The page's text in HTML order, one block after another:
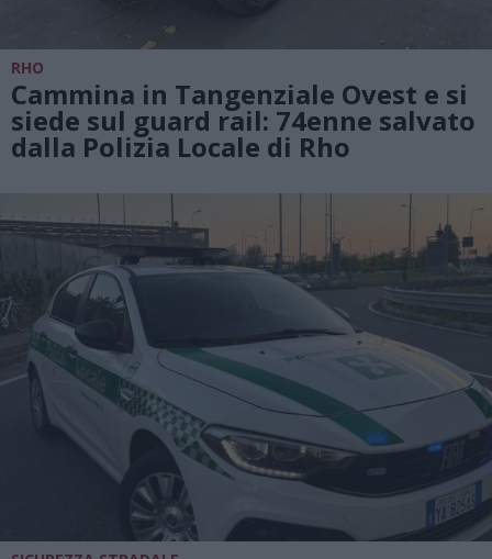
RHO
Cammina in Tangenziale Ovest e si
siede sul guard rail: 74enne salvato
dalla Polizia Locale di Rho